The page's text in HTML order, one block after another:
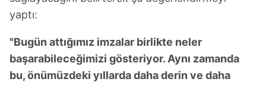
Çerezlere ilişkin tercihlerinizi aşağıda yer alan panel
vasıtasıyla belirleyebilirsiniz. Çerezlere ilişkin detaylı bilgi
için Ayarlar butonuna tıklayabilir,
Metnimiziziyaret edebilirsiniz.
yaptı:
"Bugün attığımız imzalar birlikte neler
başarabileceğimizi gösteriyor. Aynı zamanda
bu, önümüzdeki yıllarda daha derin ve daha